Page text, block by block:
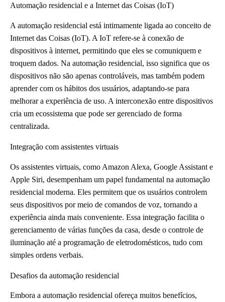
Automação residencial e a Internet das Coisas (IoT)
A automação residencial está intimamente ligada ao conceito de
Internet das Coisas (IoT). A IoT refere-se à conexão de
dispositivos à internet, permitindo que eles se comuniquem e
troquem dados. Na automação residencial, isso significa que os
dispositivos não são apenas controláveis, mas também podem
aprender com os hábitos dos usuários, adaptando-se para
melhorar a experiência de uso. A interconexão entre dispositivos
cria um ecossistema que pode ser gerenciado de forma
centralizada.
Integração com assistentes virtuais
Os assistentes virtuais, como Amazon Alexa, Google Assistant e
Apple Siri, desempenham um papel fundamental na automação
residencial moderna. Eles permitem que os usuários controlem
seus dispositivos por meio de comandos de voz, tornando a
experiência ainda mais conveniente. Essa integração facilita o
gerenciamento de várias funções da casa, desde o controle de
iluminação até a programação de eletrodomésticos, tudo com
simples ordens verbais.
Desafios da automação residencial
Embora a automação residencial ofereça muitos benefícios,